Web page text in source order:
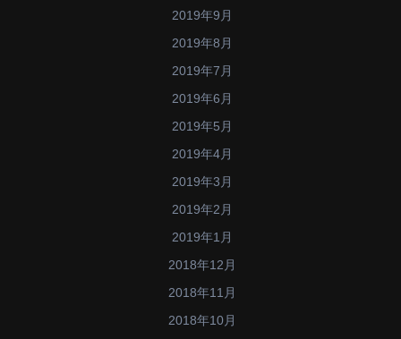
2019年9月
2019年8月
2019年7月
2019年6月
2019年5月
2019年4月
2019年3月
2019年2月
2019年1月
2018年12月
2018年11月
2018年10月